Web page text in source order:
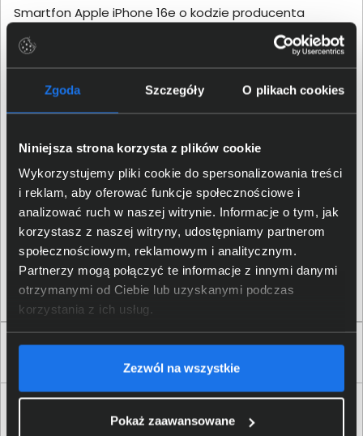
Zgoda Szczegóły O plikach cookies
Niniejsza strona korzysta z plików cookie
Wykorzystujemy pliki cookie do spersonalizowania treści
i reklam, aby oferować funkcje społecznościowe i
analizować ruch w naszej witrynie. Informacje o tym, jak
korzystasz z naszej witryny, udostępniamy partnerom
społecznościowym, reklamowym i analitycznym.
Partnerzy mogą połączyć te informacje z innymi danymi
otrzymanymi od Ciebie lub uzyskanymi podczas
korzystania z ich usług.
Zezwól na wszystkie
Pokaż zaawansowane
Smartfon Apple iPhone 16e o kodzie producenta
MD1Q4HX/A to produkt o uniwersalnym przeznaczeniu.
Wyposażono go w procesor Apple Apple A18 oraz dysk
o pojemności 128 GB. Matryca 6,1'' cala wyświetla obraz
w rozdzielczości 2532 x 1170 pikseli. Łączność
bezprzewodową zapewnia karta WiFi pracująca w
Akcelerometr, Czujnik zbliżeniowy, Czujnik światła,
Żyroskop, Barometr, Face ID oraz wbudowaną kamerę
przednią 12 Mpix i tylną 48 Mpix. Czarny kolor obudowy
jest dominującą barwą w jego designie. Materiały
wykorzystane do jego konstrukcji to: Aluminium, Szkło.
Produkt objęty jest gwarancją typu: Serwis w
autoryzowanym punkcie Producenta, obowiązującą na
okres 12 miesięcy. System operacyjny: iOS 18.
Zaufali nam